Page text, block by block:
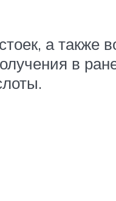
а также
в